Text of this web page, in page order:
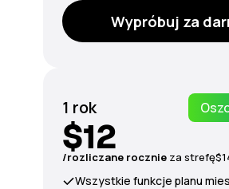
Wypróbuj za
1 rok
$12
/rozliczane rocznie za strefę
Wszystkie funkcje planu